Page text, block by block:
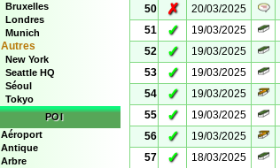
Bruxelles
Londres
Munich
Autres
New York
Seattle HQ
Séoul
Tokyo
POI
Aéroport
Antique
Arbre
50
✗ 20/03/2025
51
✓ 19/03/2025
52
✓ 19/03/2025
53
✓ 19/03/2025
54
✓ 19/03/2025
55
✓ 19/03/2025
56
✓ 19/03/2025
57
✓ 18/03/2025